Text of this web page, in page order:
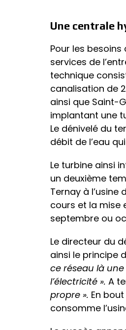
Une centrale
Pour les
services de
technique
canalisation de
ainsi que Saint-
implantant une
Le dénivelé du
débit de l’eau
Le turbine ainsi
un deuxième
Ternay à l’usine
cours et la mise
septembre ou
Le directeur du
ainsi le principe
ce réseau là
l’électricité ». A
propre ». En
consomme